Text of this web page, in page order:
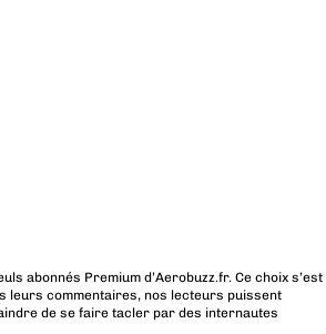
abonnés Premium d’Aerobuzz.fr. Ce choix s’est
leurs commentaires, nos lecteurs puissent
de se faire tacler par des internautes